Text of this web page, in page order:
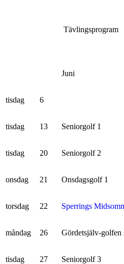
Juni
tisdag 6
tisdag 13 Seniorgolf 1
tisdag 20 Seniorgolf 2
onsdag 21 Onsdagsgolf 1
torsdag 22 Sperrings
måndag 26 Gördetsjälv-golfen
tisdag 27 Seniorgolf 3